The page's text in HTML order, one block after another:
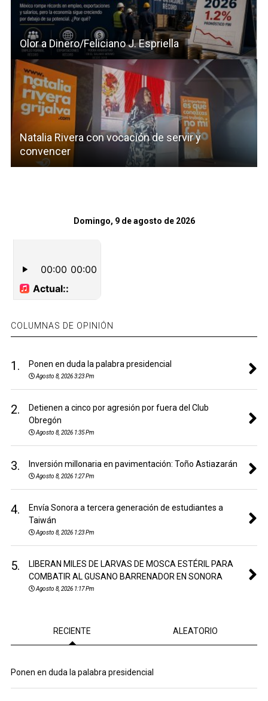
Olor a Dinero/Feliciano J. Espriella
Natalia Rivera con vocación de servir y
convencer
Domingo, 9 de agosto de 2026
COLUMNAS DE OPINIÓN
1. Ponen en duda la palabra presidencial
Agosto 8, 2026 3:23 Pm
2.
Detienen a cinco por agresión por fuera del Club
Obregón
Agosto 8, 2026 1:35 Pm
3. Inversión millonaria en pavimentación: Toño Astiazarán
Agosto 8, 2026 1:27 Pm
4.
Envía Sonora a tercera generación de estudiantes a
Taiwán
Agosto 8, 2026 1:23 Pm
5.
LIBERAN MILES DE LARVAS DE MOSCA ESTÉRIL PARA
COMBATIR AL GUSANO BARRENADOR EN SONORA
Agosto 8, 2026 1:17 Pm
RECIENTE ALEATORIO
Ponen en duda la palabra presidencial